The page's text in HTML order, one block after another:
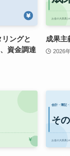
リングと
資金調達
成果主
2026